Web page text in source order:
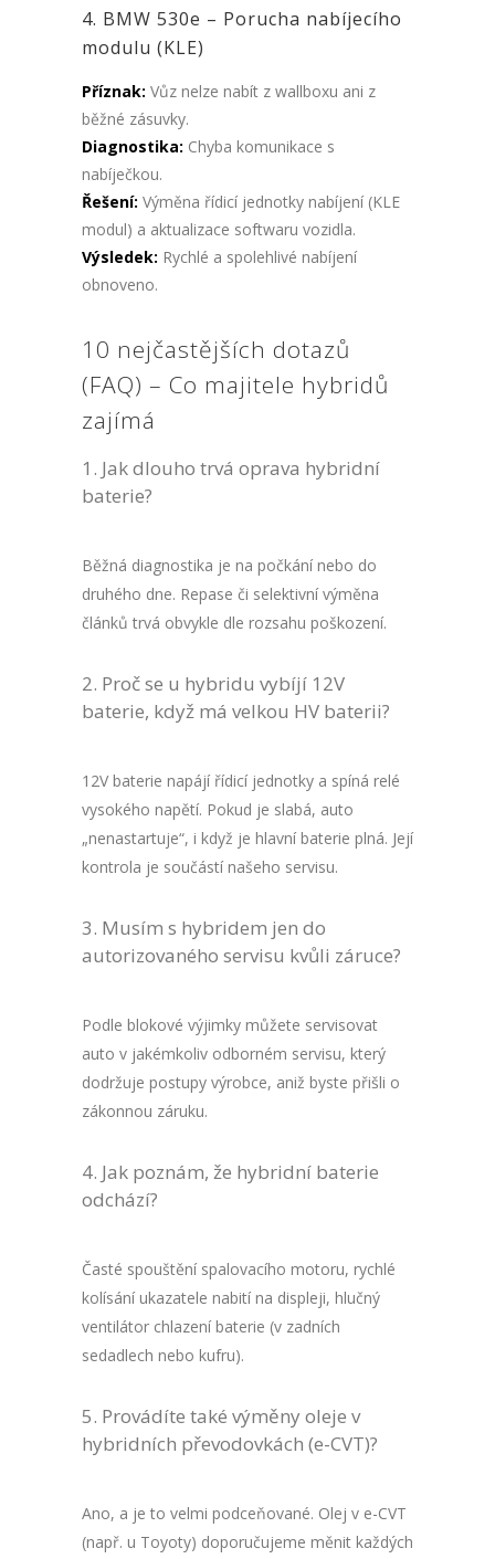
4. BMW 530e – Porucha nabíjecího
modulu (KLE)
Příznak: Vůz nelze nabít z wallboxu ani z
běžné zásuvky.
Diagnostika: Chyba komunikace s
nabíječkou.
Řešení: Výměna řídicí jednotky nabíjení (KLE
modul) a aktualizace softwaru vozidla.
Výsledek: Rychlé a spolehlivé nabíjení
obnoveno.
10 nejčastějších dotazů
(FAQ) – Co majitele hybridů
zajímá
Jak dlouho trvá oprava hybridní
baterie?
Běžná diagnostika je na počkání nebo do
druhého dne. Repase či selektivní výměna
článků trvá obvykle dle rozsahu poškození.
Proč se u hybridu vybíjí 12V
baterie, když má velkou HV baterii?
12V baterie napájí řídicí jednotky a spíná relé
vysokého napětí. Pokud je slabá, auto
„nenastartuje“, i když je hlavní baterie plná. Její
kontrola je součástí našeho servisu.
Musím s hybridem jen do
autorizovaného servisu kvůli záruce?
Podle blokové výjimky můžete servisovat
auto v jakémkoliv odborném servisu, který
dodržuje postupy výrobce, aniž byste přišli o
zákonnou záruku.
Jak poznám, že hybridní baterie
odchází?
Časté spouštění spalovacího motoru, rychlé
kolísání ukazatele nabití na displeji, hlučný
ventilátor chlazení baterie (v zadních
sedadlech nebo kufru).
Provádíte také výměny oleje v
hybridních převodovkách (e-CVT)?
Ano, a je to velmi podceňované. Olej v e-CVT
(např. u Toyoty) doporučujeme měnit každých